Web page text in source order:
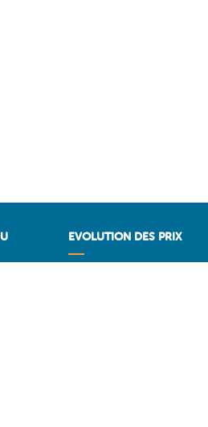
EVOLUTION DES PRIX